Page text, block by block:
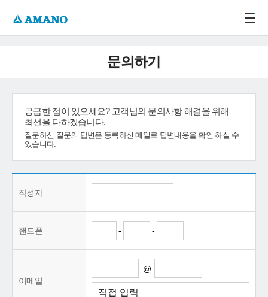
문의하기
궁금한 점이 있으세요? 고객님의 문의사항 해결을 위해
최선을 다하겠습니다.
질문하신 질문의 답변은 등록하신 메일로 답변내용을 확인 하실 수
있습니다.
작성자
핸드폰 - -
이메일
@